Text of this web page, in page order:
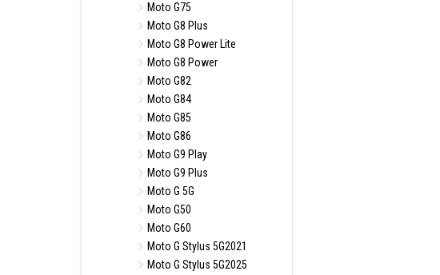
Moto G75
Moto G8 Plus
Moto G8 Power Lite
Moto G8 Power
Moto G82
Moto G84
Moto G85
Moto G86
Moto G9 Play
Moto G9 Plus
Moto G 5G
Moto G50
Moto G60
Moto G Stylus 5G2021
Moto G Stylus 5G2025